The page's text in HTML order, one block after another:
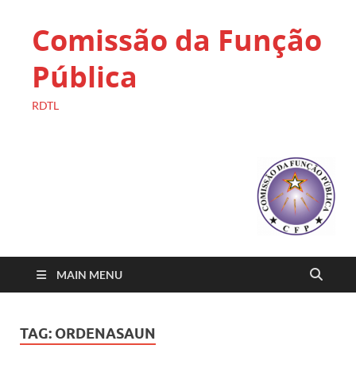
Comissão da Função
Pública
RDTL
MAIN MENU
TAG: ORDENASAUN